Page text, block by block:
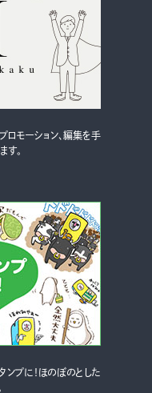
ロモーション、編集を手
す。
ンプに！ほのぼのとした